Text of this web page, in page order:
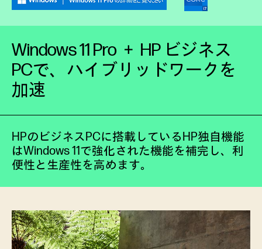
Windows 11 Pro ＋ HP ビジネス
PCで、ハイブリッドワークを
加速
HPのビジネスPCに搭載しているHP独自機能
はWindows 11で強化された機能を補完し、利
便性と生産性を高めます。